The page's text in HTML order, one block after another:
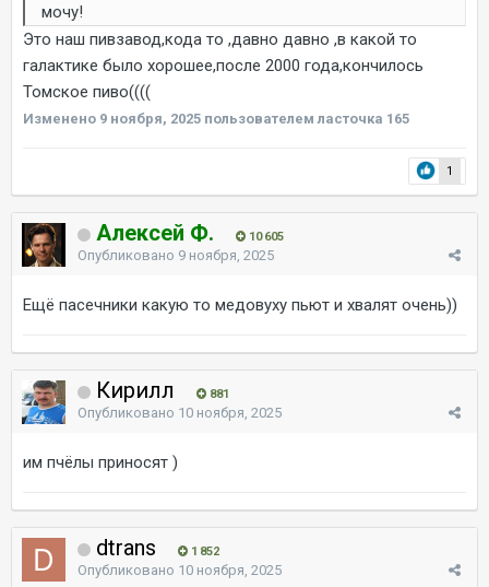
мочу!
Это наш пивзавод,кода то ,давно давно ,в какой то
галактике было хорошее,после 2000 года,кончилось
Томское пиво((((
Изменено 9 ноября, 2025 пользователем ласточка 165
1
Алексей Ф. 10 605
Опубликовано 9 ноября, 2025
Ещё пасечники какую то медовуху пьют и хвалят очень))
Кирилл 881
Опубликовано 10 ноября, 2025
им пчёлы приносят )
dtrans 1 852
Опубликовано 10 ноября, 2025